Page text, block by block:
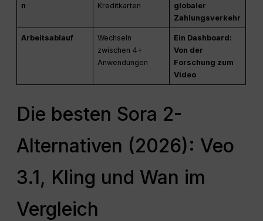
n
Kreditkarten
globaler
Zahlungsverkehr
Arbeitsablauf
Wechseln
zwischen 4+
Anwendungen
Ein Dashboard:
Von der
Forschung zum
Video
Die besten Sora 2-
Alternativen (2026): Veo
3.1, Kling und Wan im
Vergleich